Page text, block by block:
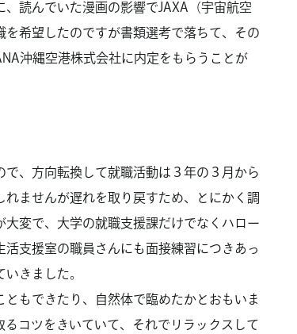
読んでいた漫画の影響でJAXA（宇宙航空
希望したのですが書類選考で落ちて、その
沖縄空港株式会社に内定をもらうことが
、方向転換して就職活動は３年の３月から
ませんが遅れを取り戻すため、とにかく調
変で、大学の就職支援課だけでなくハロー
支援室の職員さんにも面接練習につきあっ
きました。
もできたり、自然体で臨めたかとおもいま
コツをきいていて、それでリラックスして